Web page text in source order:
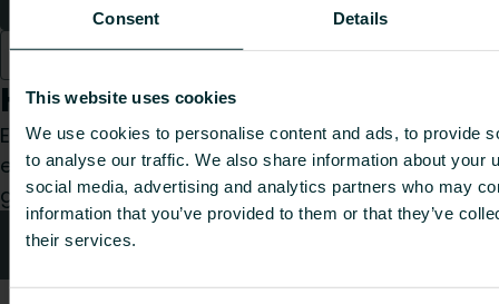
Consent Details
This website uses cookies
We use cookies to personalise content and ads, to provide
to analyse our traffic. We also share information about your
social media, advertising and analytics partners who may
information that you’ve provided to them or that they’ve
their services.
8
9
Hvordan kan vi hjelpe deg?
Enten du er konsulent, installatør, arkitekt, grossist
eller sluttbruker, velg en kategori, så vil vi med
glede ta hånd om forespørselen din.
Teknisk rådgivning